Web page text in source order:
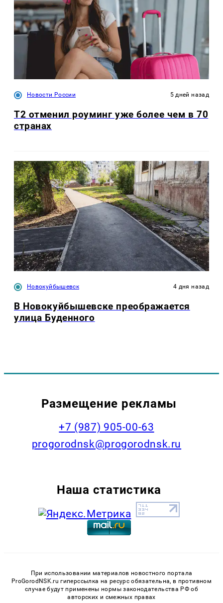
Новости России 5 дней назад
Т2 отменил роуминг уже более чем в 70
странах
Новокуйбышевск 4 дня назад
В Новокуйбышевске преображается
улица Буденного
Размещение рекламы
+7 (987) 905-00-63
progorodnsk@progorodnsk.ru
Наша статистика
При использовании материалов новостного портала
ProGorodNSK.ru гиперссылка на ресурс обязательна, в противном
случае будут применены нормы законодательства РФ об
авторских и смежных правах